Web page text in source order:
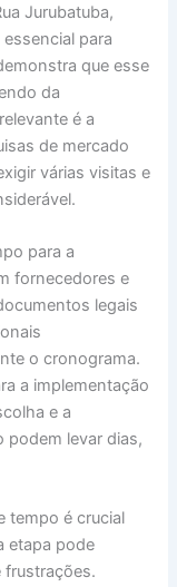
Jurubatuba,
para
que esse
da
é a
de mercado
várias visitas e
para a
fornecedores e
legais
o cronograma.
a implementação
e a
podem levar dias,
tempo é crucial
etapa pode
frustrações.